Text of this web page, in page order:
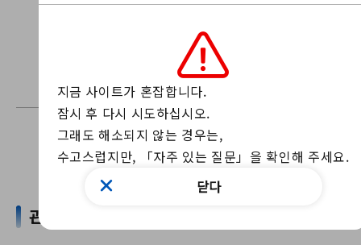
문의는 위의 양식을 이용해 주십시오.
뉴스 찾기
관련 단어
지금 사이트가 혼잡합니다.
잠시 후 다시 시도하십시오.
그래도 해소되지 않는 경우는,
수고스럽지만, 「자주 있는 질문」을 확인해 주세요.
닫다